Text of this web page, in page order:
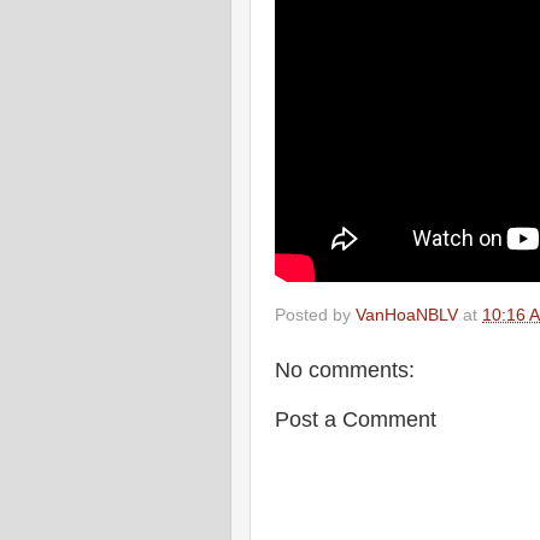
Posted by VanHoaNBLV at 10:16
No comments:
Post a Comment